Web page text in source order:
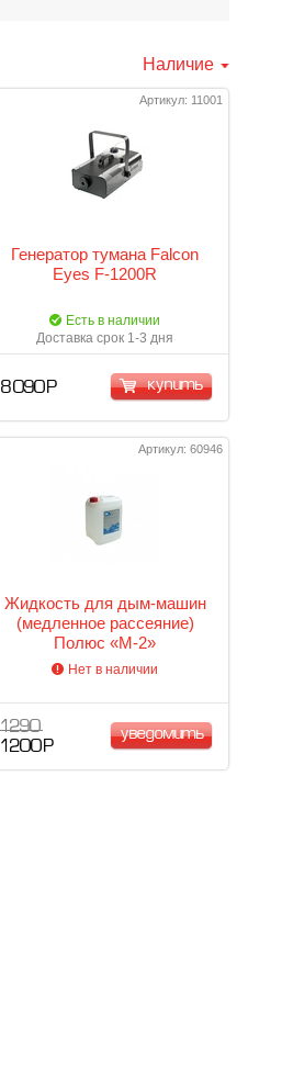
Наличие
Артикул: 11001
Генератор тумана Falcon
Eyes F-1200R
Есть в наличии
Доставка срок 1-3 дня
8 090 Р купить
Артикул: 60946
Жидкость для дым-машин
(медленное рассеяние)
Полюс «М-2»
Нет в наличии
1 290
1 200 Р
уведомить